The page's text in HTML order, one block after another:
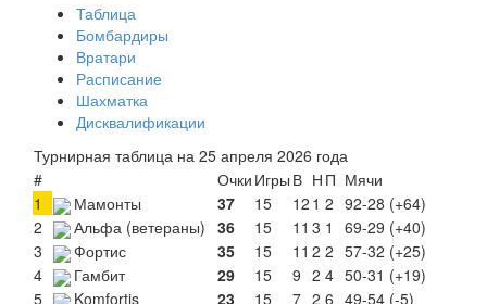
Таблица
Бомбардиры
Вратари
Расписание
Шахматка
Дисквалификации
Турнирная таблица на 25 апреля 2026 года
#
Очки Игры В Н П Мячи
1
Мамонты 37 15 12 1 2 92-28 (+64)
2
Альфа (ветераны) 36 15 11 3 1
69-29 (+40)
3
Фортис 35 15 11 2 2 57-32 (+25)
4
Гамбит 29 15 9 2 4 50-31 (+19)
5
Komfortis 23 15 7 2 6 49-54 (-5)